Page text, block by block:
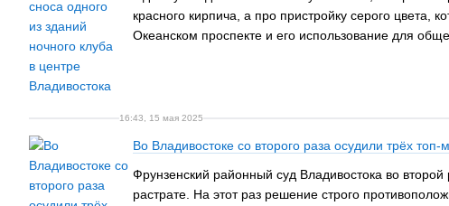
красного кирпича, а про пристройку серого цвета,
Океанском проспекте и его использование для
16:43, 15 мая 2025
Во Владивостоке со второго раза осудили трёх
Фрунзенский районный суд Владивостока во
растрате. На этот раз решение строго